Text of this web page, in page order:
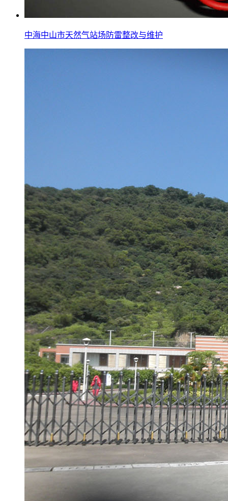
中海中山市天然气站场防雷整改与维护